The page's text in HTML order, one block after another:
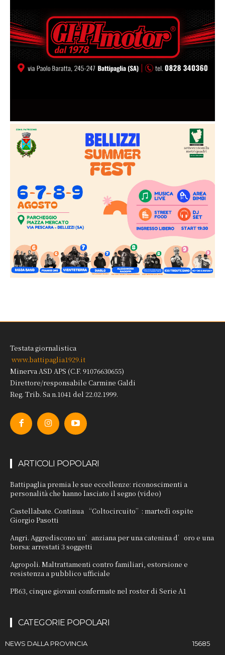
Testata giornalistica
www.battipaglia1929.it
Minerva ASD APS (C.F. 91076630655)
Direttore/responsabile Carmine Galdi
Reg. Trib. Sa n.1041 del 22.02.1999.
ARTICOLI POPOLARI
Battipaglia premia le sue eccellenze: riconoscimenti a
personalità che hanno lasciato il segno (video)
Castellabate. Continua “Coltocircuito”: martedì ospite
Giorgio Pasotti
Angri. Aggrediscono un’anziana per una catenina d’oro e una
borsa: arrestati 3 soggetti
Agropoli. Maltrattamenti contro familiari, estorsione e
resistenza a pubblico ufficiale
PB63, cinque giovani confermate nel roster di Serie A1
CATEGORIE POPOLARI
NEWS DALLA PROVINCIA
15685